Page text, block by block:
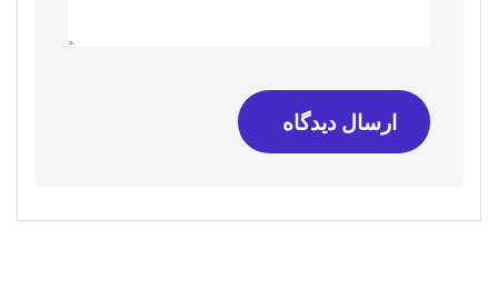
ارسال دیدگاه